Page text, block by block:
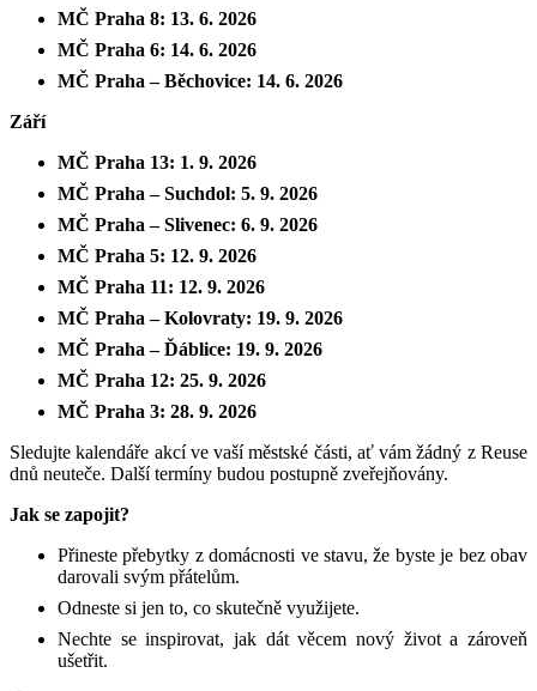
MČ Praha 8: 13. 6. 2026
MČ Praha 6: 14. 6. 2026
MČ Praha – Běchovice: 14. 6. 2026
Září
MČ Praha 13: 1. 9. 2026
MČ Praha – Suchdol: 5. 9. 2026
MČ Praha – Slivenec: 6. 9. 2026
MČ Praha 5: 12. 9. 2026
MČ Praha 11: 12. 9. 2026
MČ Praha – Kolovraty: 19. 9. 2026
MČ Praha – Ďáblice: 19. 9. 2026
MČ Praha 12: 25. 9. 2026
MČ Praha 3: 28. 9. 2026
Sledujte kalendáře akcí ve vaší městské části, ať vám žádný z Reuse
dnů neuteče. Další termíny budou postupně zveřejňovány.
Jak se zapojit?
Přineste přebytky z domácnosti ve stavu, že byste je bez obav
darovali svým přátelům.
Odneste si jen to, co skutečně využijete.
Nechte se inspirovat, jak dát věcem nový život a zároveň
ušetřit.